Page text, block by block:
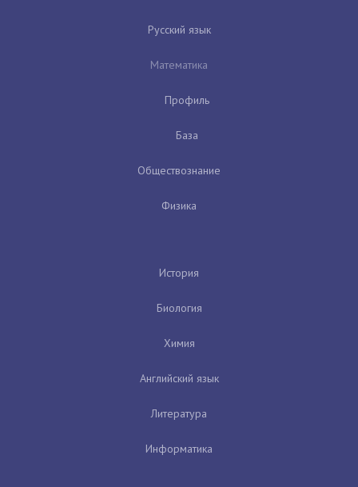
Русский язык
Математика
Профиль
База
Обществознание
Физика
История
Биология
Химия
Английский язык
Литература
Информатика